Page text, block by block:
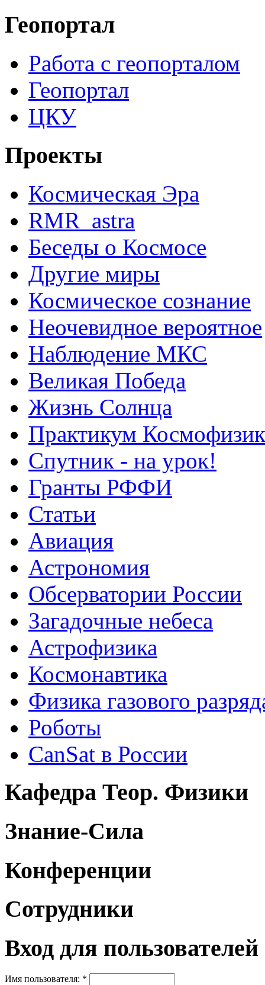
Геопортал
Работа с геопорталом
Геопортал
ЦКУ
Проекты
Космическая Эра
RMR_astra
Беседы о Космосе
Другие миры
Космическое сознание
Неочевидное вероятное
Наблюдение МКС
Великая Победа
Жизнь Солнца
Практикум
Спутник - на урок!
Гранты РФФИ
Статьи
Авиация
Астрономия
Обсерватории России
Загадочные небеса
Астрофизика
Космонавтика
Физика газового
Роботы
CanSat в России
Кафедра Теор. Физики
Знание-Сила
Конференции
Сотрудники
Вход для пользователей
Имя пользователя: *